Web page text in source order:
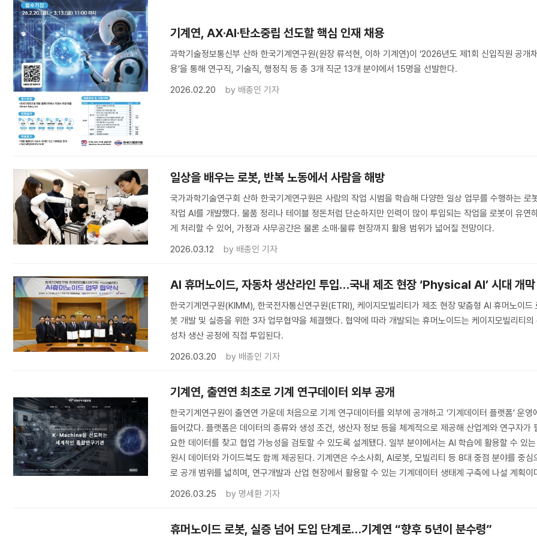
기계연, AX·AI·탄소중립 선도할 핵심 인재 채용
과학기술정보통신부 산하 한국기계연구원(원장 류석현, 이하 기계연)이 ‘2026년도 제1회 신입직원 공개채
용’을 통해 연구직, 기술직, 행정직 등 총 3개 직군 13개 분야에서 15명을 선발한다.
2026.02.20
by 배종인 기자
일상을 배우는 로봇, 반복 노동에서 사람을 해방
국가과학기술연구회 산하 한국기계연구원은 사람의 작업 시범을 학습해 다양한 일상 업무를 수행하는 로
작업 AI를 개발했다. 물품 정리나 테이블 정돈처럼 단순하지만 인력이 많이 투입되는 작업을 로봇이 유연
게 처리할 수 있어, 가정과 사무공간은 물론 소매·물류 현장까지 활용 범위가 넓어질 전망이다.
2026.03.12
by 배종인 기자
AI 휴머노이드, 자동차 생산라인 투입…국내 제조 현장 ‘Physical AI’ 시대 개막
한국기계연구원(KIMM), 한국전자통신연구원(ETRI), 케이지모빌리티가 제조 현장 맞춤형 AI 휴머노이드
봇 개발 및 실증을 위한 3자 업무협약을 체결했다. 협약에 따라 개발되는 휴머노이드는 케이지모빌리티의
성차 생산 공정에 직접 투입된다.
2026.03.20
by 배종인 기자
기계연, 출연연 최초로 기계 연구데이터 외부 공개
한국기계연구원이 출연연 가운데 처음으로 기계 연구데이터를 외부에 공개하고 ‘기계데이터 플랫폼’ 운영
들어갔다. 플랫폼은 데이터의 종류와 생성 조건, 생산자 정보 등을 체계적으로 제공해 산업계와 연구자가
요한 데이터를 찾고 협업 가능성을 검토할 수 있도록 설계됐다. 일부 분야에서는 AI 학습에 활용할 수 있는
원시 데이터와 가이드북도 함께 제공된다. 기계연은 수소사회, AI로봇, 모빌리티 등 8대 중점 분야를 중심
로 공개 범위를 넓히며, 연구개발과 산업 현장에서 활용할 수 있는 기계데이터 생태계 구축에 나설 계획이
2026.03.25
by 명세환 기자
휴머노이드 로봇, 실증 넘어 도입 단계로…기계연 “향후 5년이 분수령”